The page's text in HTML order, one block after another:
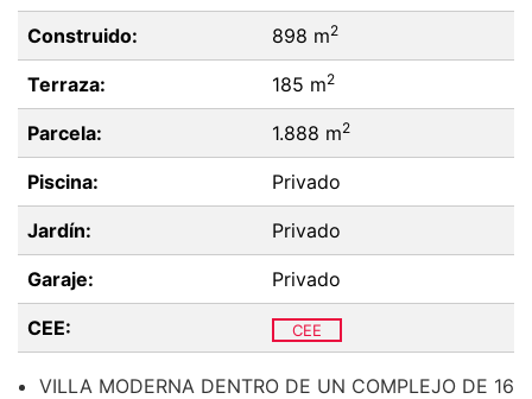
Construido: 898 m2
Terraza: 185 m2
Parcela: 1.888 m2
Piscina: Privado
Jardín: Privado
Garaje: Privado
CEE: CEE
VILLA MODERNA DENTRO DE UN COMPLEJO DE 16